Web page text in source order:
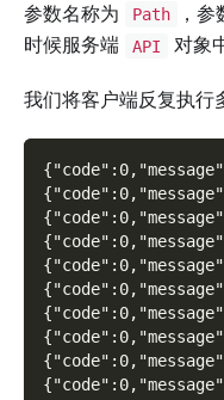
参数名称为
Path ，
时候服务端
API 对象
我们将客户端反复执行